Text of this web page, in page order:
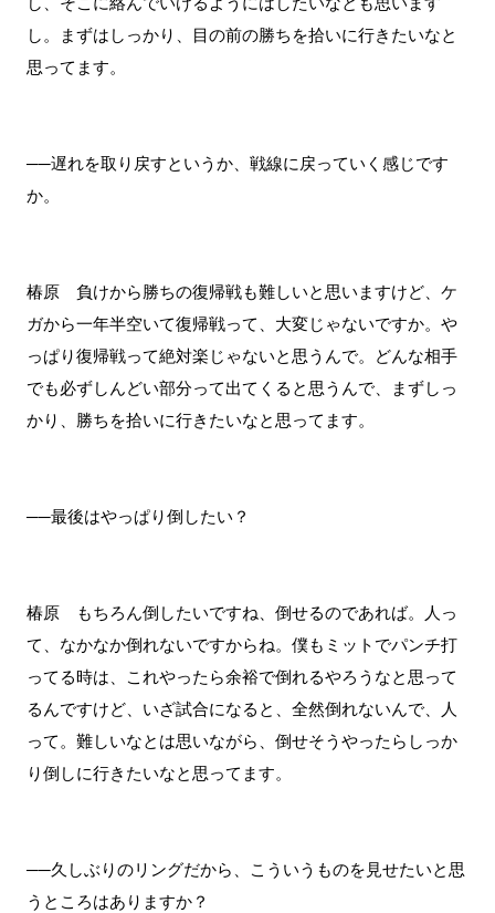
し。まずはしっかり、目の前の勝ちを拾いに行きたいなと
思ってます。
──遅れを取り戻すというか、戦線に戻っていく感じです
か。
椿原 負けから勝ちの復帰戦も難しいと思いますけど、ケ
ガから一年半空いて復帰戦って、大変じゃないですか。や
っぱり復帰戦って絶対楽じゃないと思うんで。どんな相手
でも必ずしんどい部分って出てくると思うんで、まずしっ
かり、勝ちを拾いに行きたいなと思ってます。
──最後はやっぱり倒したい？
椿原 もちろん倒したいですね、倒せるのであれば。人っ
て、なかなか倒れないですからね。僕もミットでパンチ打
ってる時は、これやったら余裕で倒れるやろうなと思って
るんですけど、いざ試合になると、全然倒れないんで、人
って。難しいなとは思いながら、倒せそうやったらしっか
り倒しに行きたいなと思ってます。
──久しぶりのリングだから、こういうものを見せたいと思
うところはありますか？